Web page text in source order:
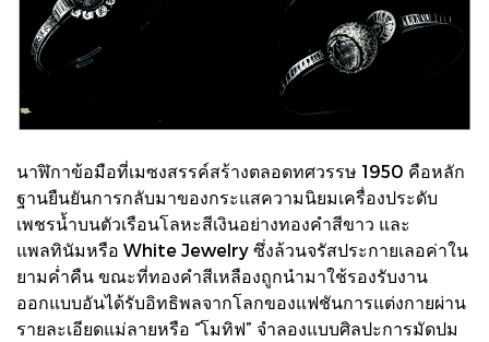
นาฬิกาข้อมือที่เมซงสรรค์สร้างตลอดทศวรรษ 1950 คือหลัก
ฐานยืนยันการกลับมาของกระแสความนิยมเครื่องประดับ
เพชรน้ำบนตัวเรือนโลหะสีเงินอย่างทองคำสีขาว และ
แพลทินัมหรือ White Jewelry ซึ่งล้วนจรัสประกายเลอค่าใน
ยามค่ำคืน ขณะที่ทองคำสีเหลืองถูกนำมาใช้รองรับงาน
ออกแบบอันได้รับอิทธิพลจากโลกของแฟชันการแต่งกายผ่าน
รายละเอียดแม่ลายหรือ “โมทิฟ” จำลองแบบศิลปะการมัดปม